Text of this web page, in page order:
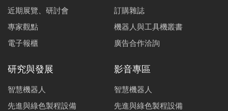
近期展覽、研討會
專家觀點
電子報櫃
訂購雜誌
機器人與工具機叢書
廣告合作洽詢
研究與發展
智慧機器人
先進與綠色製程設備
影音專區
智慧機器人
先進與綠色製程設備